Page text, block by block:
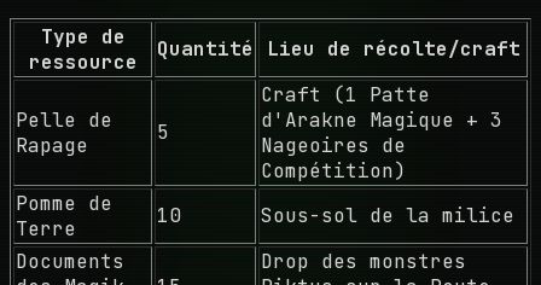
Type de
ressource
Quantité Lieu de récolte/craft
Pelle de
Rapage
5
Craft (1 Patte
d'Arakne Magique + 3
Nageoires de
Compétition)
Pomme de
Terre
10
Sous-sol de la milice
Documents
Drop des monstres